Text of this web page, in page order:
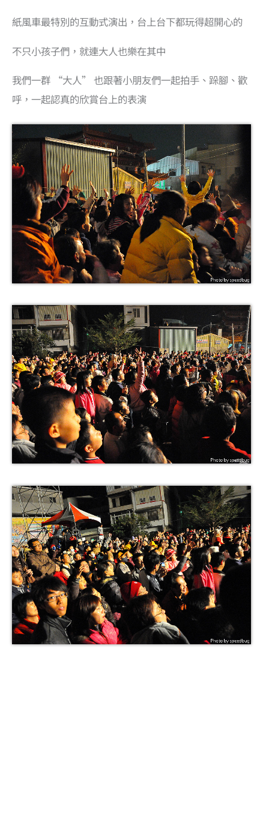
紙風車最特別的互動式演出，台上台下都玩得超開心的
不只小孩子們，就連大人也樂在其中
我們一群 “大人” 也跟著小朋友們一起拍手、跺腳、歡
呼，一起認真的欣賞台上的表演